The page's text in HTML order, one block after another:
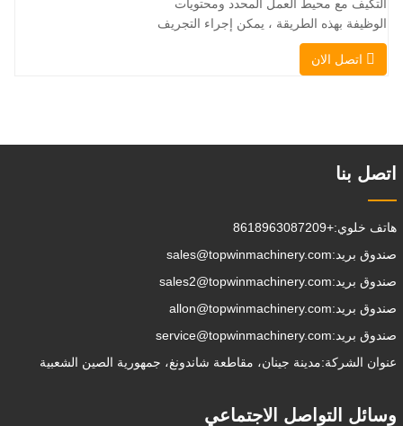
يجعل TOPWINMC
التكيف مع محيط العمل المحدد ومحتويات
الوظيفة بهذه الطريقة ، يمكن إجراء التجريف
، التراص ، الرفع ، الحفر ، الحفر ، السحق ،
الإمساك ، الدفع ، تخفيف التربة ، الخنادق
التي تختار القيام بها.يمكن
اتصل الان
اتصل بنا
هاتف خلوي:+8618963087209
صندوق بريد:sales@topwinmachinery.com
صندوق بريد:sales2@topwinmachinery.com
صندوق بريد:allon@topwinmachinery.com
صندوق بريد:service@topwinmachinery.com
عنوان الشركة:مدينة جينان، مقاطعة شاندونغ، جمهورية الصين الشعبية
وسائل التواصل الاجتماعي